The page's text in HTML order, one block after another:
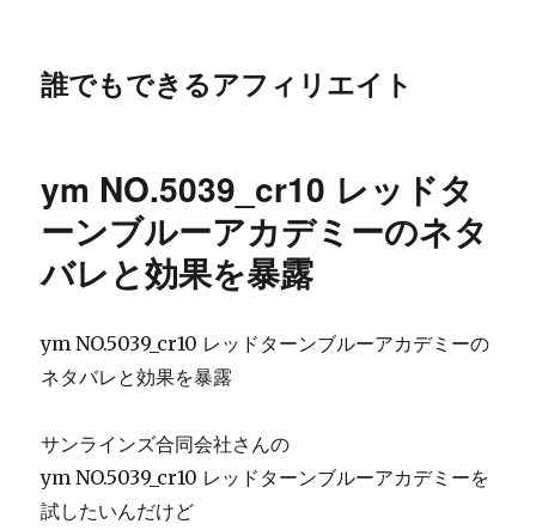
誰でもできるアフィリエイト
ym NO.5039_cr10 レッドタ
ーンブルーアカデミーのネタ
バレと効果を暴露
ym NO.5039_cr10 レッドターンブルーアカデミーの
ネタバレと効果を暴露
サンラインズ合同会社さんの
ym NO.5039_cr10 レッドターンブルーアカデミーを
試したいんだけど